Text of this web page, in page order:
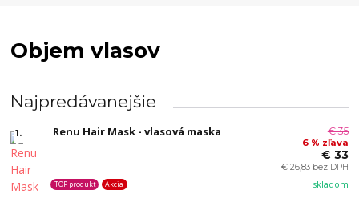
Objem vlasov
Najpredávanejšie
1. Renu Hair Mask - vlasová maska
skladom
TOP produkt Akcia
€ 35
6 % zľava
€ 33
€ 26,83 bez DPH